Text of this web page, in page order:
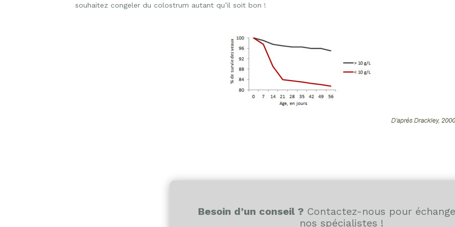
souhaitez congeler du colostrum autant qu’il soit bon !
Besoin d’un conseil ?Contactez-nous pour
nos spécialistes !